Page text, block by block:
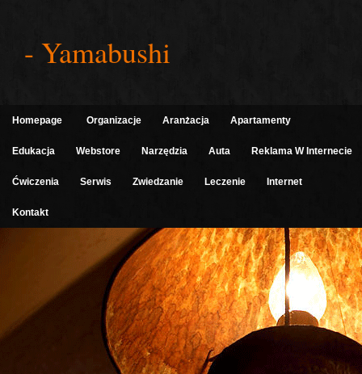
- Yamabushi
Homepage Organizacje Aranżacja Apartamenty
Edukacja Webstore Narzędzia Auta Reklama W Internecie
Ćwiczenia Serwis Zwiedzanie Leczenie Internet
Kontakt